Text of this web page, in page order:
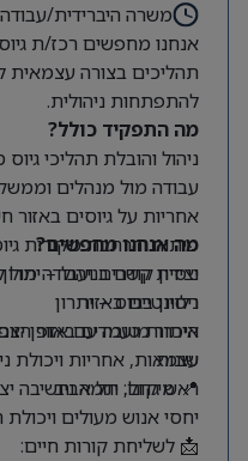
משרה היברידית/
אנחנו מחפשים רכז/ת
תהליכים בצורה עצמאית
להתפתחות ניהולית.
מה התפקיד כולל?
ניהול והובלת תהליכי
עבודה מול מנהלים
אחריות על גיוסים באזור
פיתוח והרחבת מקורות
יצירת קשרים ועבודה
רלוונטיים באזור
איתור מועמדים באופן
שונות
מה אנחנו מחפשים?
ניסיון קודם בניהול – יתרון
ניסיון בגיוס – יתרון
היכרות טובה עם אזור
עצמאות, אחריות ויכולת
ראש גדול, יוזמה וחשיבה
יחסי אנוש מעולים
📍 מיקום: תל אביב
📩 לשליחת קורות חיים: